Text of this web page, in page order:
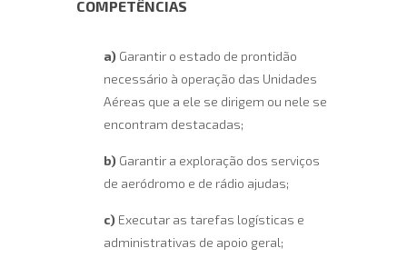
COMPETÊNCIAS
a) Garantir o estado de prontidão
necessário à operação das Unidades
Aéreas que a ele se dirigem ou nele se
encontram destacadas;
b) Garantir a exploração dos serviços
de aeródromo e de rádio ajudas;
c) Executar as tarefas logísticas e
administrativas de apoio geral;